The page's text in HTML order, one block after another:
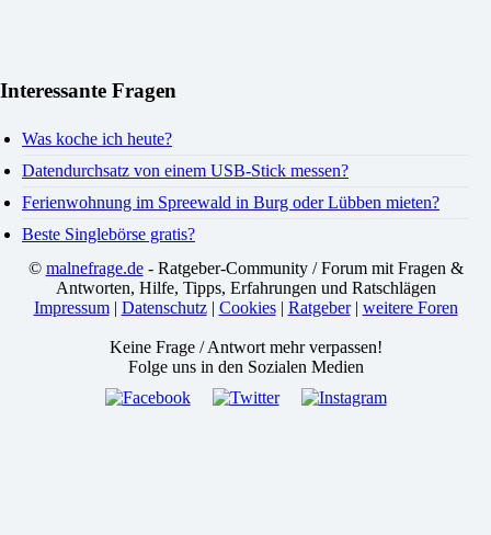
Interessante Fragen
Was koche ich heute?
Datendurchsatz von einem USB-Stick messen?
Ferienwohnung im Spreewald in Burg oder Lübben mieten?
Beste Singlebörse gratis?
© malnefrage.de- Ratgeber-Community / Forum mit Fragen &
Antworten, Hilfe, Tipps, Erfahrungen und Ratschlägen
Impressum| Datenschutz| Cookies| Ratgeber| weitere Foren
Keine Frage / Antwort mehr verpassen!
Folge uns in den Sozialen Medien